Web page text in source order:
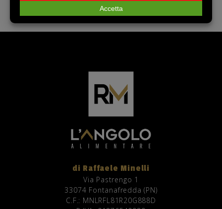
di Raffaele Minelli
Via Pastrengo 1
33074 Fontanafredda (PN)
C.F.: MNLRFL81R20G888D